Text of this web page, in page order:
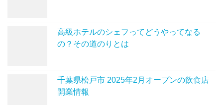
高級ホテルのシェフってどうやってなる
の？その道のりとは
千葉県松戸市 2025年2月オープンの飲食店
開業情報